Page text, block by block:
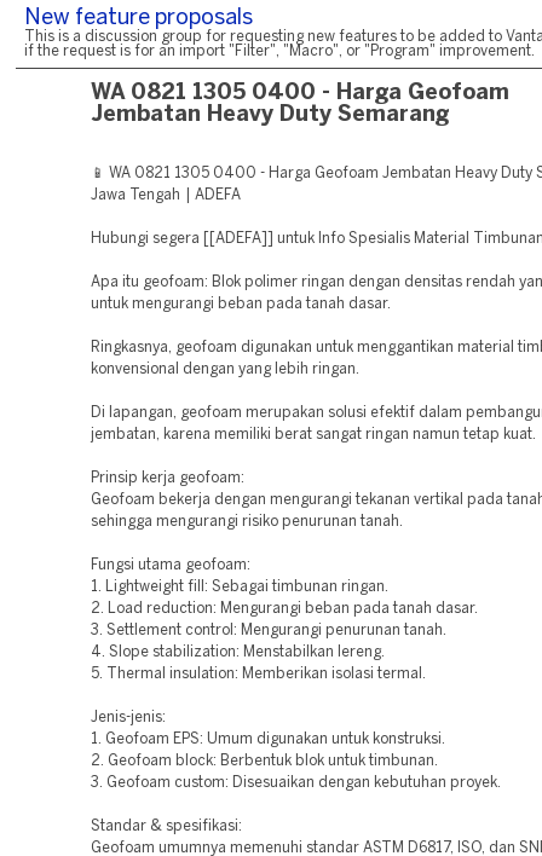
New feature proposals
This is a discussion group for requesting new features to be added to
if the request is for an import "Filter", "Macro", or "Program" improvement.
WA 0821 1305 0400 - Harga Geofoam
Jembatan Heavy Duty Semarang
📱 WA 0821 1305 0400 - Harga Geofoam Jembatan Heavy Duty
Jawa Tengah | ADEFA
Hubungi segera [[ADEFA]] untuk Info Spesialis Material
Apa itu geofoam: Blok polimer ringan dengan densitas rendah
untuk mengurangi beban pada tanah dasar.
Ringkasnya, geofoam digunakan untuk menggantikan material
konvensional dengan yang lebih ringan.
Di lapangan, geofoam merupakan solusi efektif dalam
jembatan, karena memiliki berat sangat ringan namun tetap kuat.
Prinsip kerja geofoam:
Geofoam bekerja dengan mengurangi tekanan vertikal pada
sehingga mengurangi risiko penurunan tanah.
Fungsi utama geofoam:
1. Lightweight fill: Sebagai timbunan ringan.
2. Load reduction: Mengurangi beban pada tanah dasar.
3. Settlement control: Mengurangi penurunan tanah.
4. Slope stabilization: Menstabilkan lereng.
5. Thermal insulation: Memberikan isolasi termal.
Jenis-jenis:
1. Geofoam EPS: Umum digunakan untuk konstruksi.
2. Geofoam block: Berbentuk blok untuk timbunan.
3. Geofoam custom: Disesuaikan dengan kebutuhan proyek.
Standar & spesifikasi:
Geofoam umumnya memenuhi standar ASTM D6817, ISO, dan